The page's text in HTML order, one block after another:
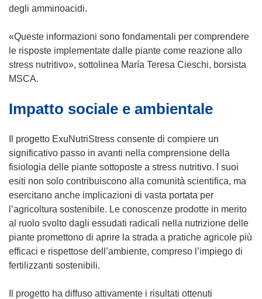
e
i
n
a
o
f
n
e
s
degli amminoacidi.
«Queste informazioni sono fondamentali per comprendere
le risposte implementate dalle piante come reazione allo
stress nutritivo», sottolinea María Teresa Cieschi, borsista
MSCA.
Impatto sociale e ambientale
Il progetto ExuNutriStress consente di compiere un
significativo passo in avanti nella comprensione della
fisiologia delle piante sottoposte a stress nutritivo. I suoi
esiti non solo contribuiscono alla comunità scientifica, ma
esercitano anche implicazioni di vasta portata per
l’agricoltura sostenibile. Le conoscenze prodotte in merito
al ruolo svolto dagli essudati radicali nella nutrizione delle
piante promettono di aprire la strada a pratiche agricole più
efficaci e rispettose dell’ambiente, compreso l’impiego di
fertilizzanti sostenibili.
Il progetto ha diffuso attivamente i risultati ottenuti